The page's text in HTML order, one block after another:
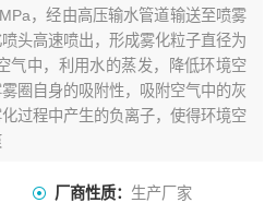
，经由高压输水管道输送至喷雾
头高速喷出，形成雾化粒子直径为
气中，利用水的蒸发，降低环境空
圈自身的吸附性，吸附空气中的灰
过程中产生的负离子，使得环境空
厂商性质： 生产厂家